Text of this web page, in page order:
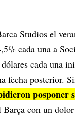
Studios el
cada una a
cada una
fecha posterior.
posponer
con un dolor